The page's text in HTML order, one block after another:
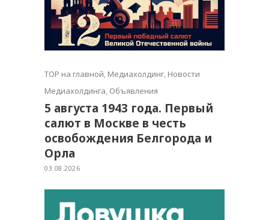
TOP на главной, Медиахолдинг, Новости
Медиахолдинга, Объявления
5 августа 1943 года. Первый
салют в Москве в честь
освобождения Белгорода и
Орла
03.08.2026